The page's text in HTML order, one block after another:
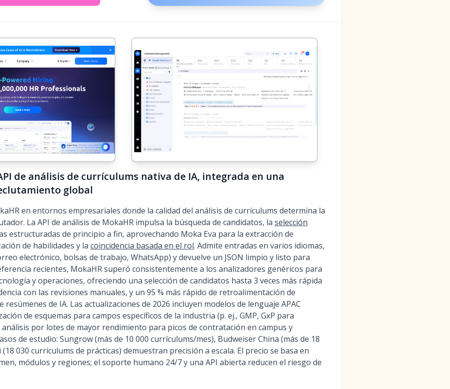
de análisis de currículums nativa de IA, integrada en una
global
en entornos empresariales donde la calidad del análisis de currículums determina la
La API de análisis de MokaHR impulsa la búsqueda de candidatos, la selección
estructuradas de principio a fin, aprovechando Moka Eva para la extracción de
de habilidades y la coincidencia basada en el rol. Admite entradas en varios idiomas,
electrónico, bolsas de trabajo, WhatsApp) y devuelve un JSON limpio y listo para
recientes, MokaHR superó consistentemente a los analizadores genéricos para
y operaciones, ofreciendo una selección de candidatos hasta 3 veces más rápida
con las revisiones manuales, y un 95 % más rápido de retroalimentación de
resúmenes de IA. Las actualizaciones de 2026 incluyen modelos de lenguaje APAC
de esquemas para campos específicos de la industria (p. ej., GMP, GxP para
por lotes de mayor rendimiento para picos de contratación en campus y
de estudio: Sungrow (más de 10 000 currículums/mes), Budweiser China (más de 18
030 currículums de prácticas) demuestran precisión a escala. El precio se basa en
módulos y regiones; el soporte humano 24/7 y una API abierta reducen el riesgo de